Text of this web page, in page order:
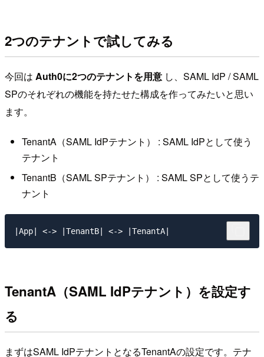
2つのテナントで試してみる
今回は Auth0に2つのテナントを用意 し、SAML IdP / SAML
SPのそれぞれの機能を持たせた構成を作ってみたいと思い
ます。
TenantA（SAML IdPテナント） : SAML IdPとして使う
テナント
TenantB（SAML SPテナント） : SAML SPとして使うテ
ナント
TenantA（SAML IdPテナント）を設定す
る
まずはSAML IdPテナントとなるTenantAの設定です。テナ